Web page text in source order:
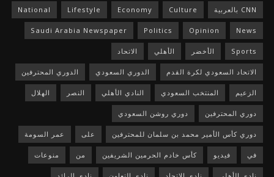
CNN بالعربية Culture
Economy
Lifestyle
National
News
Opinion
Politics
Saudi Arabia Newspaper
Sports الأخضر الأهلي الاتحاد
الاتحاد السعودي لكرة القدم الدوري السعودي الدوري المحترفين
الزعيم المنتخب السعودي النادي الأهلي النصر الهلال
دوري المحترفين دوري روشن السعودي
دوري كأس الأمير محمد بن سلمان للمحترفين على عمر السومة
في فيديو كأس خادم الحرمين الشريفين من منوعات